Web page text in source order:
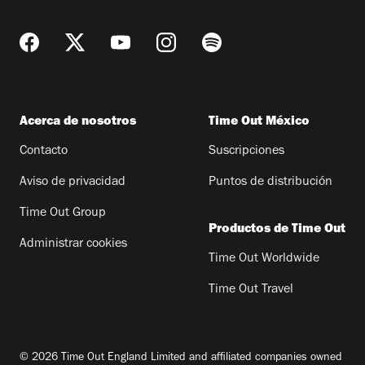
Acerca de nosotros
Contacto
Aviso de privacidad
Time Out Group
Administrar cookies
Time Out México
Suscripciones
Puntos de distribución
Productos de Time Out
Time Out Worldwide
Time Out Travel
© 2026 Time Out England Limited and affiliated companies owned